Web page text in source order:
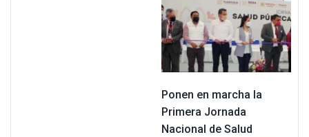
Ponen en marcha la
Primera Jornada
Nacional de Salud